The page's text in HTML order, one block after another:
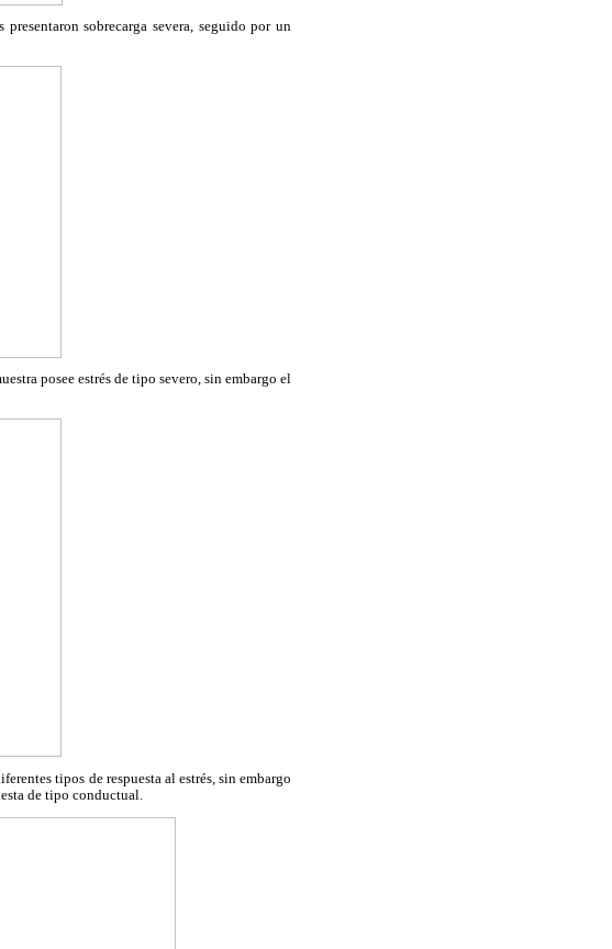
sobrecarga severa, seguido por un
posee estrés de tipo severo, sin embargo el
tipos de respuesta al estrés, sin embargo
de tipo conductual.